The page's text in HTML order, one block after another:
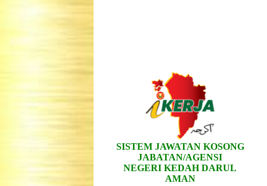
SISTEM JAWATAN KOSONG
JABATAN/AGENSI
NEGERI KEDAH DARUL
AMAN